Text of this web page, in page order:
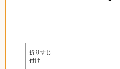
折りすじ
付け